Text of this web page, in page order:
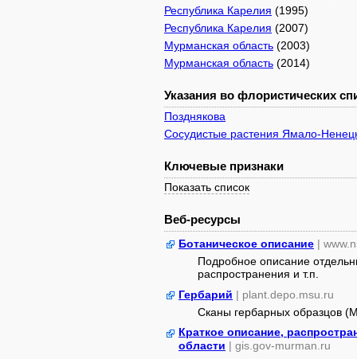
Республика Карелия (1995)
Республика Карелия (2007)
Мурманская область (2003)
Мурманская область (2014)
Указания во флористических
Позднякова
Сосудистые растения Ямало-
Ключевые признаки
Показать список
Веб-ресурсы
Ботаническое описание |
Подробное описание
распространения и т.п.
Гербарий | plant.depo.msu.ru
Сканы гербарных образцов
Краткое описание,
области | gis.gov-murman.ru